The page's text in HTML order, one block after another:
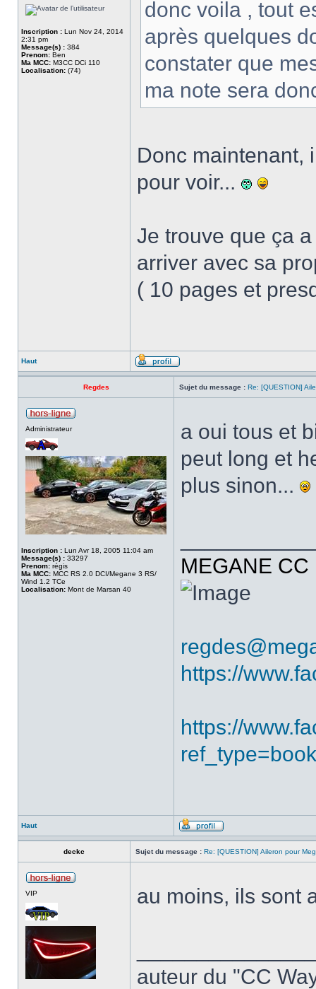
Inscription : Lun Nov 24, 2014
2:31 pm
Message(s) : 384
Prenom: Ben
Ma MCC: M3CC DCi 110
Localisation: (74)
donc voila , tout
après quelques
constater que
ma note sera
Donc maintenant,
pour voir...
Je trouve que ça
arriver avec sa
( 10 pages et
Haut
Regdes Sujet du message : Re: [QUESTION]
Administrateur
Inscription : Lun Avr 18, 2005 11:04 am
Message(s) : 33297
Prenom: régis
Ma MCC: MCC RS 2.0 DCI/Megane 3 RS/
Wind 1.2 TCe
Localisation: Mont de Marsan 40
a oui tous et
peut long et
plus sinon...
MEGANE
https://
https://
Haut
deckc Sujet du message : Re: [QUESTION] Aileron pour
VIP au moins, ils sont
auteur du "CC